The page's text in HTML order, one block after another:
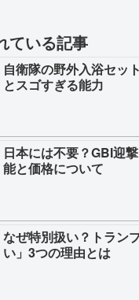
ている記事
自衛隊の野外入浴セッ
とスゴすぎる能力
日本には不要？GBI迎
能と価格について
なぜ特別扱い？トラン
い」3つの理由とは